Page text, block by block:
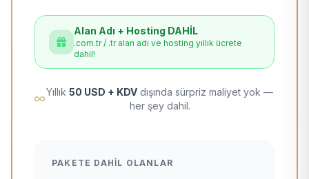
Alan Adı + Hosting DAHİL
.com.tr / .tr alan adı ve hosting yıllık ücrete
dahil!
Yıllık 50 USD + KDV dışında sürpriz maliyet yok —
her şey dahil.
PAKETE DAHIL OLANLAR